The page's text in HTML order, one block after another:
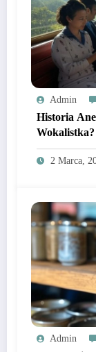
Admin
Historia
Wokalistka?
2 Marca,
Admin